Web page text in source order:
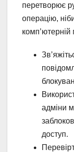
перетворює
операцію,
комп’ютерній
адміни
доступ.